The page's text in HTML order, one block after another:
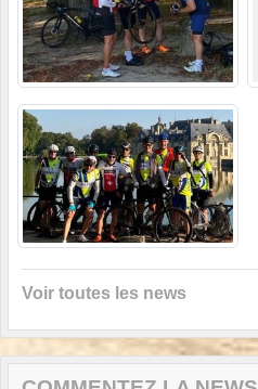
Voir toutes les news